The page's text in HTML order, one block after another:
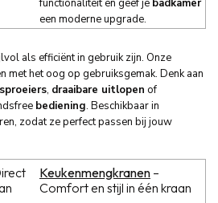
functionaliteit en geef je badkamer
een moderne upgrade.
als efficiënt in gebruik zijn. Onze
met het oog op gebruiksgemak. Denk aan
, draaibare uitlopen of
bediening. Beschikbaar in
zodat ze perfect passen bij jouw
Keukenmengkranen –
Comfort en stijl in één kraan